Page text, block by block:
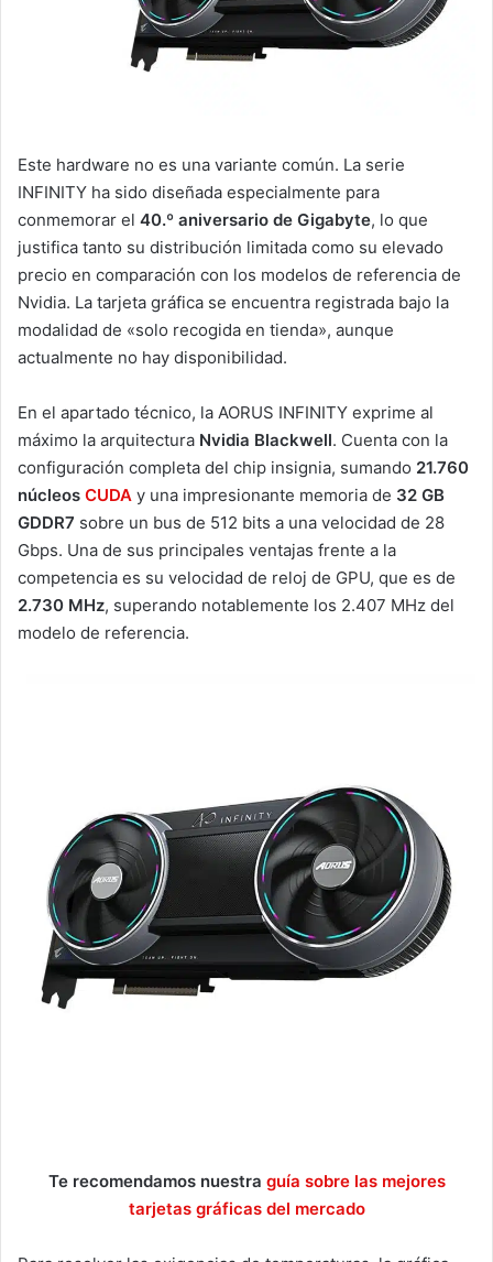
Este hardware no es una variante común. La serie
INFINITY ha sido diseñada especialmente para
conmemorar el 40.º aniversario de Gigabyte, lo que
justifica tanto su distribución limitada como su elevado
precio en comparación con los modelos de referencia de
Nvidia. La tarjeta gráfica se encuentra registrada bajo la
modalidad de «solo recogida en tienda», aunque
actualmente no hay disponibilidad.
En el apartado técnico, la AORUS INFINITY exprime al
máximo la arquitectura Nvidia Blackwell. Cuenta con la
configuración completa del chip insignia, sumando 21.760
núcleos CUDA y una impresionante memoria de 32 GB
GDDR7 sobre un bus de 512 bits a una velocidad de 28
Gbps. Una de sus principales ventajas frente a la
competencia es su velocidad de reloj de GPU, que es de
2.730 MHz, superando notablemente los 2.407 MHz del
modelo de referencia.
Te recomendamos nuestra guía sobre las mejores
tarjetas gráficas del mercado